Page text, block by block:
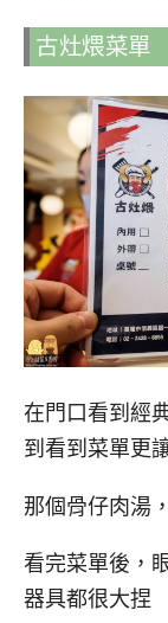
古灶煨菜單
在門口看到經
到看到菜單更
那個骨仔肉湯
看完菜單後，
器具都很大捏